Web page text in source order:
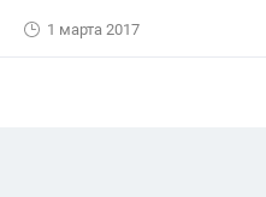
1 марта 2017